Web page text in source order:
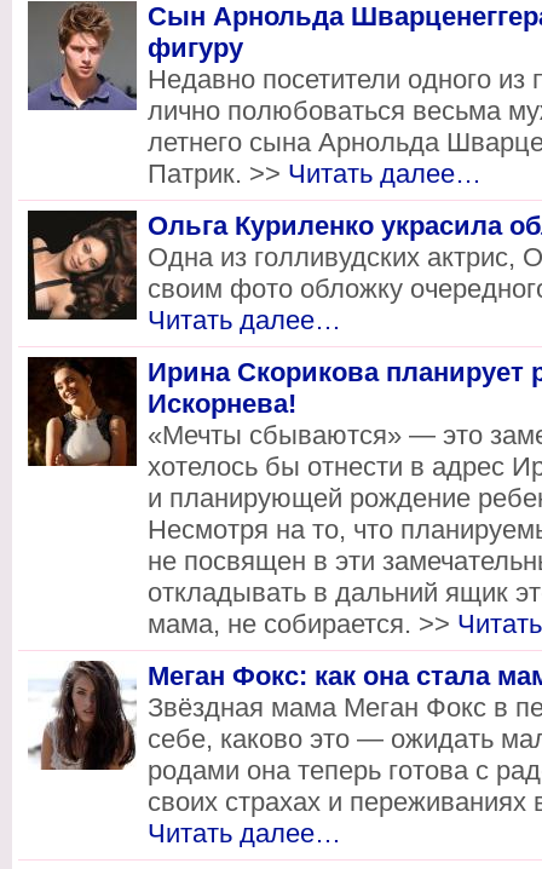
Сын Арнольда
фигуру
Недавно посетители одного
лично полюбоваться весьма
летнего сына Арнольда
Патрик. >> Читать далее…
Ольга Куриленко украсила
Одна из голливудских актрис,
своим фото обложку
Читать далее…
Ирина Скорикова планирует
Искорнева!
«Мечты сбываются» — это
хотелось бы отнести в адрес
и планирующей рождение
Несмотря на то, что
не посвящен в эти
откладывать в дальний ящик
мама, не собирается. >>
Меган Фокс: как она стала
Звёздная мама Меган Фокс в
себе, каково это — ожидать
родами она теперь готова с
своих страхах и
Читать далее…